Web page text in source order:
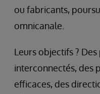
ou fabricants,
omnicanale.
Leurs objectifs ?
interconnectés, des
efficaces, des